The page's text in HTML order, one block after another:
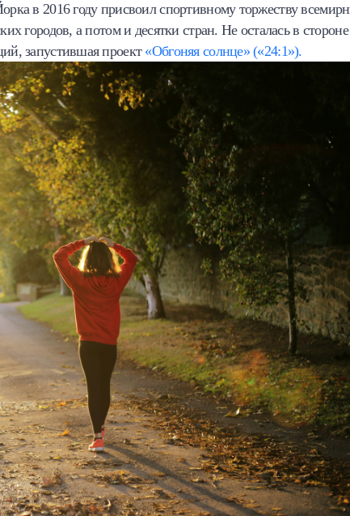
в 2016 году присвоил спортивному торжеству
городов, а потом и десятки стран. Не осталась в
запустившая проект «Обгоняя солнце» («24:1»).